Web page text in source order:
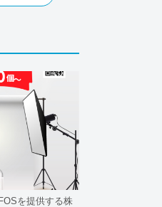
を提供する株